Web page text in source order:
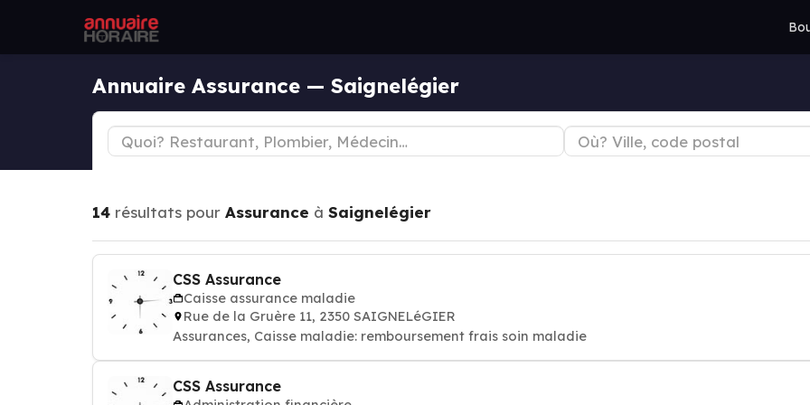
Annuaire Assurance — Saignelégier
14 résultats pour Assurance à Saignelégier
CSS Assurance
Caisse assurance maladie
Rue de la Gruère 11, 2350 SAIGNELéGIER
Assurances, Caisse maladie: remboursement frais soin maladie
CSS Assurance